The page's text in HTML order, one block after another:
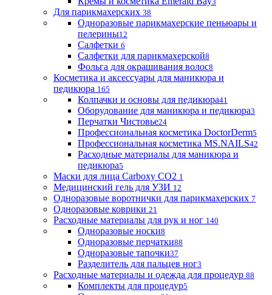
Для парикмахерских 38
Одноразовые парикмахерские пеньюары и
пелерины12
Салфетки 6
Салфетки для парикмахерской8
Фольга для окрашивания волос8
Косметика и аксессуары для маникюра и
педикюра 165
Колпачки и основы для педикюра41
Оборудование для маникюра и педикюра3
Перчатки Чистовье24
Профессиональная косметика DoctorDerm5
Профессиональная косметика MS.NAILS42
Расходные материалы для маникюра и
педикюра5
Маски для лица Carboxy CO2 1
Медицинский гель для УЗИ 12
Одноразовые воротнички для парикмахерских 7
Одноразовые коврики 21
Расходные материалы для рук и ног 140
Одноразовые носки8
Одноразовые перчатки88
Одноразовые тапочки37
Разделитель для пальцев ног3
Расходные материалы и одежда для процедур 88
Комплекты для процедур5